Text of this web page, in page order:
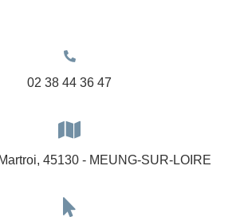
02 38 44 36 47
45130 - MEUNG-SUR-LOIRE